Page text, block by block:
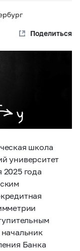
Поделиться
школа
университет
года
Банка